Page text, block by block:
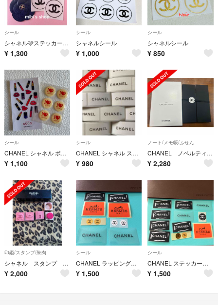
シール
シャネル🩷ステッカー シール カメリア SALE🩷大感謝価格 数量限定
¥ 1,300
シール
シャネルシール
¥ 1,000
シール
シャネルシール
¥ 850
シール
CHANEL シャネル ボンボンドロップシール rouge coco ステッカー
¥ 1,100
シール
CHANEL シャネル ステッカー シール 非売品
¥ 980
ノート/メモ帳/ふせん
CHANEL ノベルティ 付箋＆ペンシルセット 限定特別ギフト 未使用 シャネル
¥ 2,280
印鑑/スタンプ/朱肉
シャネル スタンプ 朱肉付
¥ 2,000
シール
CHANEL ラッピング用ステッカー 1枚プレゼント
¥ 1,500
シール
CHANEL ステッカー おまけ1枚
¥ 1,500